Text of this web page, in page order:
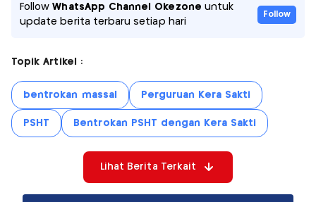
FollowWhatsApp Channel Okezone untuk
update berita terbaru setiap hari
Follow
Topik Artikel :
bentrokan massal Perguruan Kera Sakti
PSHT Bentrokan PSHT dengan Kera Sakti
Lihat Berita Terkait